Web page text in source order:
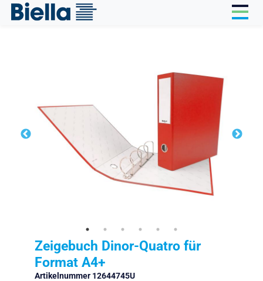
Zeigebuch Dinor-Quatro für
Format A4+
Artikelnummer 12644745U
Cookie-Einstellungen